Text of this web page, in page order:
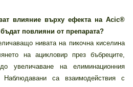
влияние върху ефекта на Acic®
повлияни от препарата?
нивата на пикочна киселина
на ацикловир през бъбреците,
увеличаване на елиминационния
са взаимодействия с